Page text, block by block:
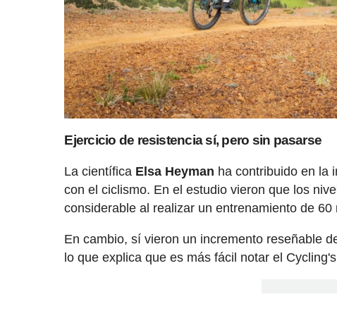
Ejercicio de resistencia sí, pero sin pasarse
La científica Elsa Heyman ha contribuido en la
con el ciclismo. En el estudio vieron que los
considerable al realizar un entrenamiento de
En cambio, sí vieron un incremento reseñable
lo que explica que es más fácil notar el